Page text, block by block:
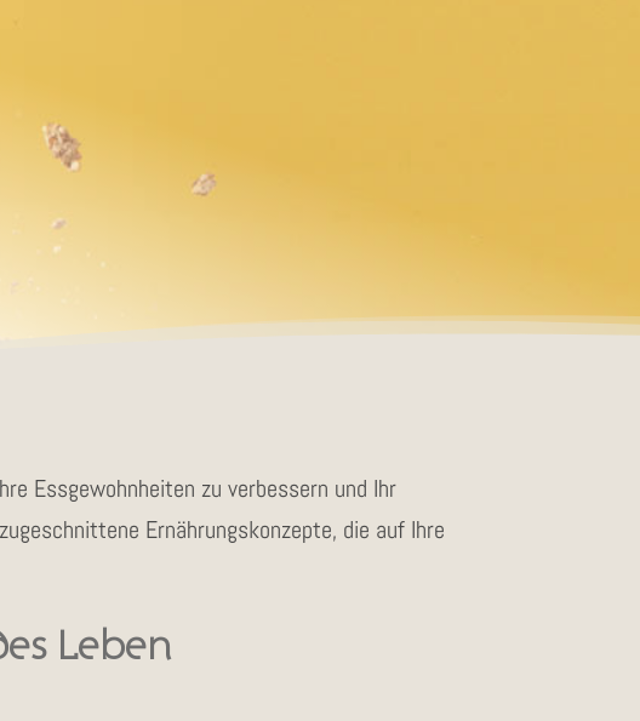
Essgewohnheiten zu verbessern und Ihr
Ernährungskonzepte, die auf Ihre
Leben